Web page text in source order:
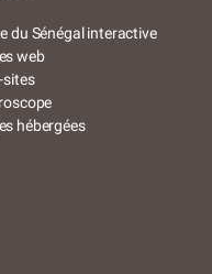
du Sénégal interactive
web
sites
hébergées